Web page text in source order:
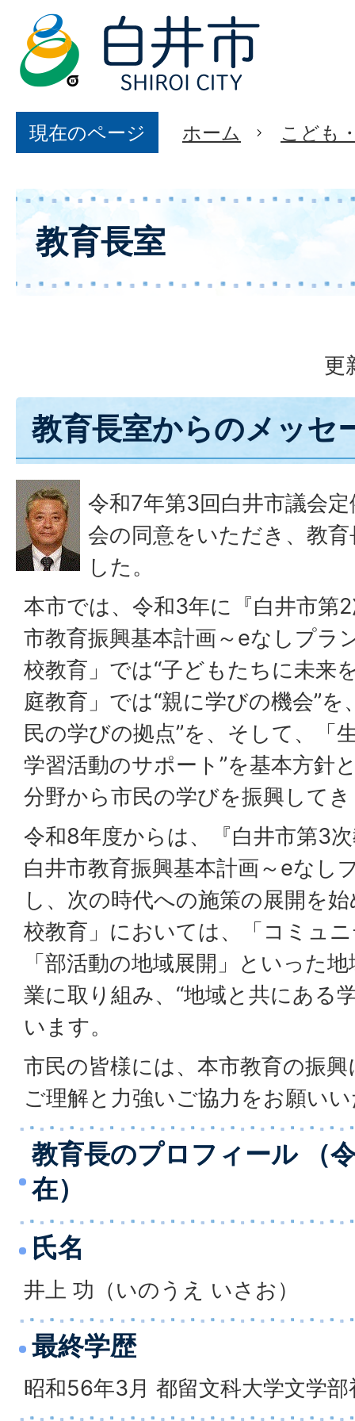
現在のページ ホーム こども
教育長室
更
教育長室からのメッセ
令和7年第3回白井市議会
会の同意をいただき、教
した。
本市では、令和3年に『白井市第
市教育振興基本計画～eなしプラ
校教育」では“子どもたちに未来
庭教育」では“親に学びの機会”を
民の学びの拠点”を、そして、「
学習活動のサポート”を基本方針
分野から市民の学びを振興して
令和8年度からは、『白井市第3
白井市教育振興基本計画～eなし
し、次の時代への施策の展開を
校教育」においては、「コミュ
「部活動の地域展開」といった
業に取り組み、“地域と共にある
います。
市民の皆様には、本市教育の振
ご理解と力強いご協力をお願い
教育長のプロフィール （
在）
氏名
井上 功（いのうえ いさお）
最終学歴
昭和56年3月 都留文科大学文学